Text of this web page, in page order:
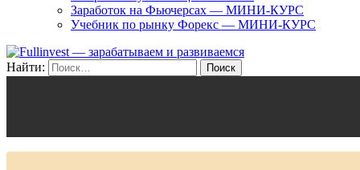
Заработок на Фьючерсах — МИНИ-КУРС
Учебник по рынку Форекс — МИНИ-КУРС
Найти: